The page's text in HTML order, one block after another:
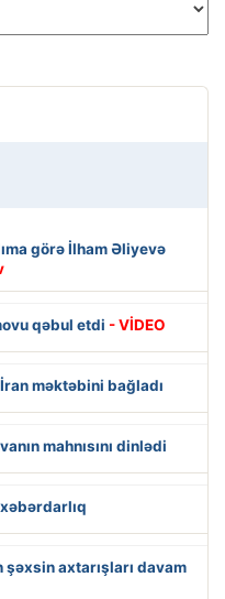
görə İlham Əliyevə
qəbul etdi - VİDEO
məktəbini bağladı
mahnısını dinlədi
xəbərdarlıq
axtarışları davam